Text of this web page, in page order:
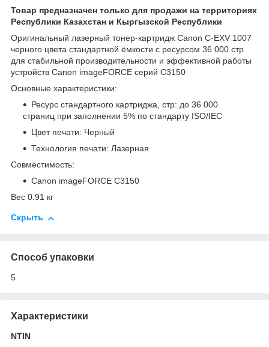
Товар предназначен только для продажи на территориях
Республики Казахстан и Кыргызской Республики
Оригинальный лазерный тонер-картридж Canon C-EXV 1007
черного цвета стандартной ёмкости с ресурсом 36 000 стр
для стабильной производительности и эффективной работы
устройств Canon imageFORCE серий C3150
Основные характеристики:
Ресурс стандартного картриджа, cтр: до 36 000
страниц при заполнении 5% по стандарту ISO/IEC
Цвет печати: Черный
Технология печати: Лазерная
Совместимость:
Canon imageFORCE C3150
Вес 0.91 кг
Скрыть
Способ упаковки
5
Характеристики
NTIN